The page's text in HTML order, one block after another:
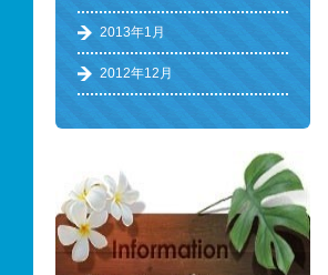
2013年1月
2012年12月